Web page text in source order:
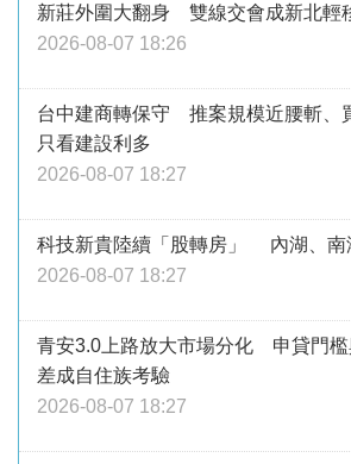
新莊外圍大翻身 雙線交會成新北輕
2026-08-07 18:26
台中建商轉保守 推案規模近腰斬、
只看建設利多
2026-08-07 18:27
科技新貴陸續「股轉房」 內湖、南
2026-08-07 18:27
青安3.0上路放大市場分化 申貸門檻
差成自住族考驗
2026-08-07 18:27